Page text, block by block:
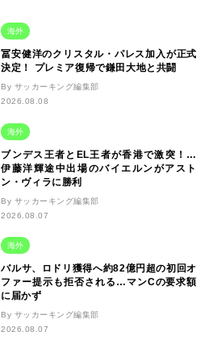
海外
冨安健洋のクリスタル・パレス加入が正式
決定！ プレミア復帰で鎌田大地と共闘
By サッカーキング編集部
2026.08.08
海外
ブンデス王者とEL王者が香港で激突！…
伊藤洋輝途中出場のバイエルンがアスト
ン・ヴィラに勝利
By サッカーキング編集部
2026.08.07
海外
バルサ、ロドリ獲得へ約82億円超の初回オ
ファー提示も拒否される…マンCの要求額
に届かず
By サッカーキング編集部
2026.08.07